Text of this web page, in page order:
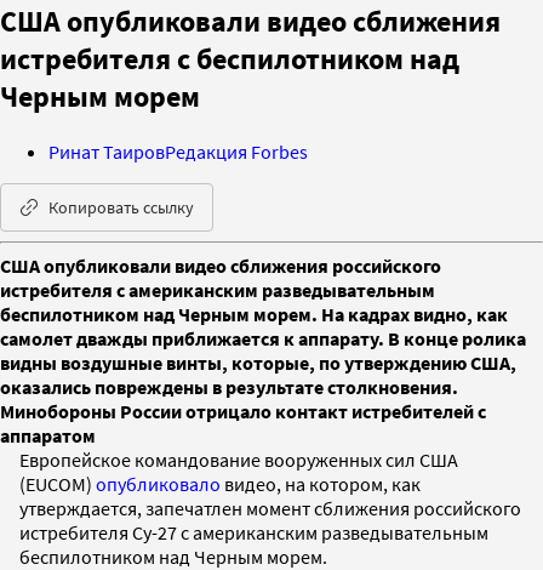
США опубликовали видео сближения
истребителя с беспилотником над
Черным морем
Ринат ТаировРедакция Forbes
Копировать ссылку
США опубликовали видео сближения российского
истребителя с американским разведывательным
беспилотником над Черным морем. На кадрах видно, как
самолет дважды приближается к аппарату. В конце ролика
видны воздушные винты, которые, по утверждению США,
оказались повреждены в результате столкновения.
Минобороны России отрицало контакт истребителей с
аппаратом
Европейское командование вооруженных сил США
(EUCOM) опубликовало видео, на котором, как
утверждается, запечатлен момент сближения российского
истребителя Су-27 с американским разведывательным
беспилотником над Черным морем.